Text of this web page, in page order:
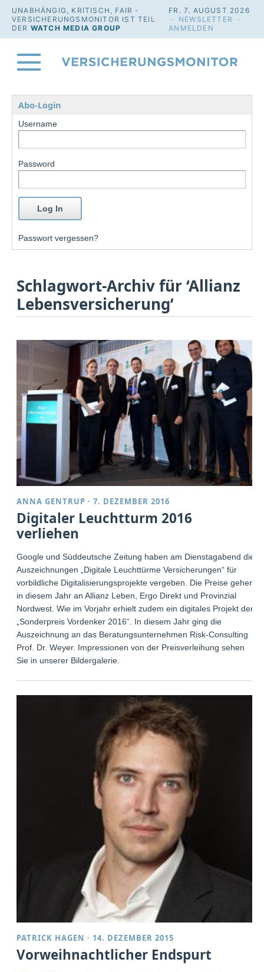
UNABHÄNGIG, KRITISCH, FAIR -
VERSICHERUNGSMONITOR IST TEIL
DER WATCH MEDIA GROUP
FR. 7. AUGUST 2026
· NEWSLETTER
·
ANMELDEN
Abo-Login
Username
Password
Passwort vergessen?
Schlagwort-Archiv für ‘Allianz
Lebensversicherung’
ANNA GENTRUP ·7. DEZEMBER 2016
Digitaler Leuchtturm 2016
verliehen
Google und Süddeutsche Zeitung haben am Dienstagabend die
Auszeichnungen „Digitale Leuchttürme Versicherungen“ für
vorbildliche Digitalisierungsprojekte vergeben. Die Preise gehen
in diesem Jahr an Allianz Leben, Ergo Direkt und Provinzial
Nordwest. Wie im Vorjahr erhielt zudem ein digitales Projekt den
„Sonderpreis Vordenker 2016“. In diesem Jahr ging die
Auszeichnung an das Beratungsunternehmen Risk-Consulting
Prof. Dr. Weyer. Impressionen von der Preisverleihung sehen
Sie in unserer Bildergalerie.
PATRICK HAGEN · 14. DEZEMBER 2015
Vorweihnachtlicher Endspurt